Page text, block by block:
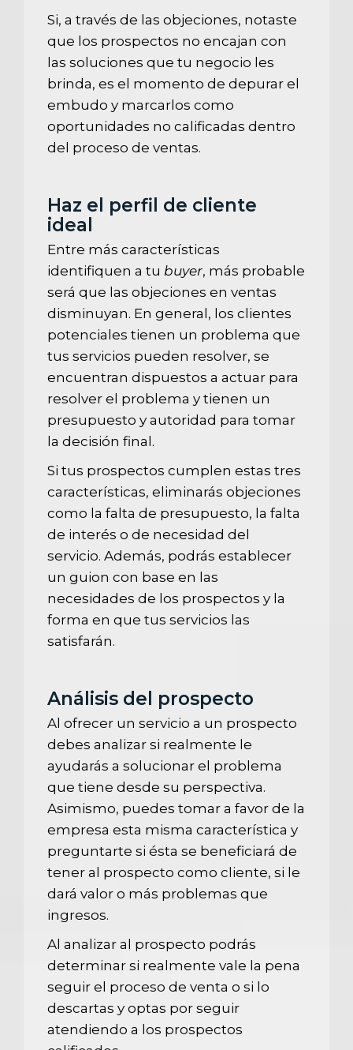
Si, a través de las objeciones, notaste
que los prospectos no encajan con
las soluciones que tu negocio les
brinda, es el momento de depurar el
embudo y marcarlos como
oportunidades no calificadas dentro
del proceso de ventas.
Haz el perfil de cliente
ideal
Entre más características
identifiquen a tu buyer, más probable
será que las objeciones en ventas
disminuyan. En general, los clientes
potenciales tienen un problema que
tus servicios pueden resolver, se
encuentran dispuestos a actuar para
resolver el problema y tienen un
presupuesto y autoridad para tomar
la decisión final.
Si tus prospectos cumplen estas tres
características, eliminarás objeciones
como la falta de presupuesto, la falta
de interés o de necesidad del
servicio. Además, podrás establecer
un guion con base en las
necesidades de los prospectos y la
forma en que tus servicios las
satisfarán.
Análisis del prospecto
Al ofrecer un servicio a un prospecto
debes analizar si realmente le
ayudarás a solucionar el problema
que tiene desde su perspectiva.
Asimismo, puedes tomar a favor de la
empresa esta misma característica y
preguntarte si ésta se beneficiará de
tener al prospecto como cliente, si le
dará valor o más problemas que
ingresos.
Al analizar al prospecto podrás
determinar si realmente vale la pena
seguir el proceso de venta o si lo
descartas y optas por seguir
atendiendo a los prospectos